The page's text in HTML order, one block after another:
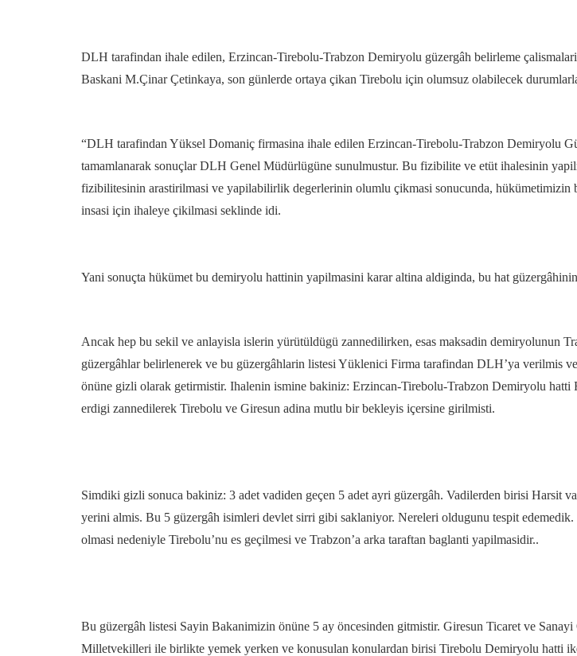
DLH tarafindan ihale edilen, Erzincan-Tirebolu-Trabzon Demiryolu güzergâh belirleme
Baskani M.Çinar Çetinkaya, son günlerde ortaya çikan Tirebolu için olumsuz olabilecek
“DLH tarafindan Yüksel Domaniç firmasina ihale edilen Erzincan-Tirebolu-Trabzon Demiryolu
tamamlanarak sonuçlar DLH Genel Müdürlügüne sunulmustur. Bu fizibilite ve etüt ihalesinin
fizibilitesinin arastirilmasi ve yapilabilirlik degerlerinin olumlu çikmasi sonucunda,
insasi için ihaleye çikilmasi seklinde idi.
Yani sonuçta hükümet bu demiryolu hattinin yapilmasini karar altina aldiginda, bu hat
Ancak hep bu sekil ve anlayisla islerin yürütüldügü zannedilirken, esas maksadin demiryolunun
güzergâhlar belirlenerek ve bu güzergâhlarin listesi Yüklenici Firma tarafindan DLH’ya verilmis
önüne gizli olarak getirmistir. Ihalenin ismine bakiniz: Erzincan-Tirebolu-Trabzon Demiryolu
erdigi zannedilerek Tirebolu ve Giresun adina mutlu bir bekleyis içersine girilmisti.
Simdiki gizli sonuca bakiniz: 3 adet vadiden geçen 5 adet ayri güzergâh. Vadilerden birisi Harsit
yerini almis. Bu 5 güzergâh isimleri devlet sirri gibi saklaniyor. Nereleri oldugunu tespit
olmasi nedeniyle Tirebolu’nu es geçilmesi ve Trabzon’a arka taraftan baglanti yapilmasidir..
Bu güzergâh listesi Sayin Bakanimizin önüne 5 ay öncesinden gitmistir. Giresun Ticaret ve
Milletvekilleri ile birlikte yemek yerken ve konusulan konulardan birisi Tirebolu Demiryolu hatti